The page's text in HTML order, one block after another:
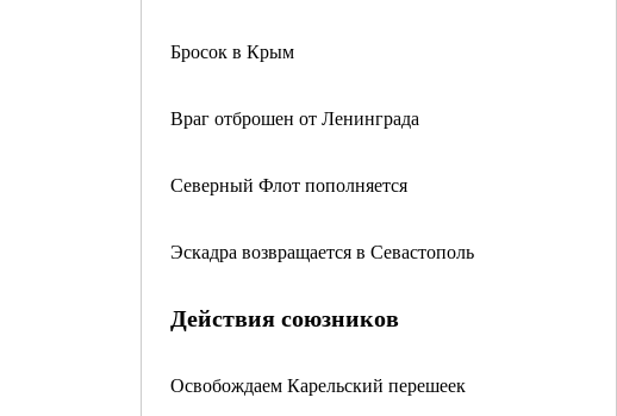
Бросок в Крым
Враг отброшен от Ленинграда
Северный Флот пополняется
Эскадра возвращается в Севастополь
Действия союзников
Освобождаем Карельский перешеек